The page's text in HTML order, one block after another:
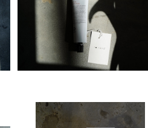
Organic Way velvet body f
luid[ベルベット ボディ フルイ
ド]
¥3,300